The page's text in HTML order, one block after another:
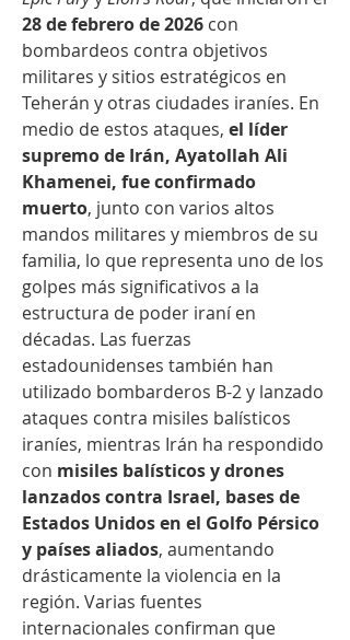
28 de febrero de 2026 con
bombardeos contra objetivos
militares y sitios estratégicos en
Teherán y otras ciudades iraníes. En
medio de estos ataques, el líder
supremo de Irán, Ayatollah Ali
Khamenei, fue confirmado
muerto, junto con varios altos
mandos militares y miembros de su
familia, lo que representa uno de los
golpes más significativos a la
estructura de poder iraní en
décadas. Las fuerzas
estadounidenses también han
utilizado bombarderos B-2 y lanzado
ataques contra misiles balísticos
iraníes, mientras Irán ha respondido
con misiles balísticos y drones
lanzados contra Israel, bases de
Estados Unidos en el Golfo Pérsico
y países aliados, aumentando
drásticamente la violencia en la
región. Varias fuentes